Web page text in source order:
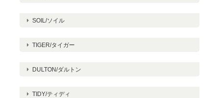
SOIL/ソイル
TIGER/タイガー
DULTON/ダルトン
TIDY/ティディ